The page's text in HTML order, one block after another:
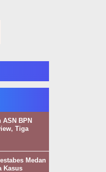
BPN
Tiga
Medan
Kasus